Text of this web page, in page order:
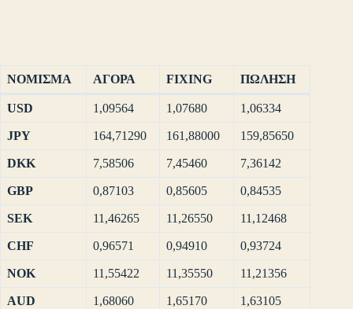
ΝΟΜΙΣΜΑ ΑΓΟΡΑ FIXING ΠΩΛΗΣΗ
USD 1,09564 1,07680 1,06334
JPY 164,71290 161,88000 159,85650
DKK 7,58506 7,45460 7,36142
GBP 0,87103 0,85605 0,84535
SEK 11,46265 11,26550 11,12468
CHF 0,96571 0,94910 0,93724
NOK 11,55422 11,35550 11,21356
AUD 1,68060 1,65170 1,63105